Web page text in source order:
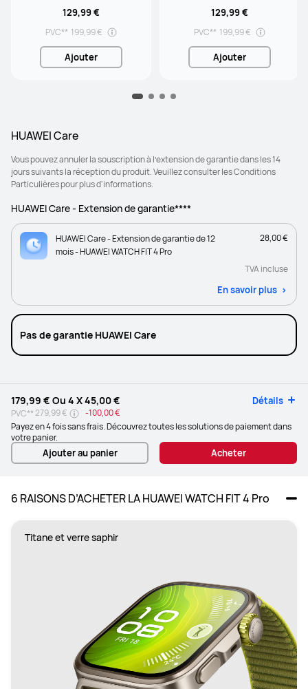
129,99 €
PVC** 199,99 €
Ajouter
129,99 €
PVC** 199,99 €
Ajouter
HUAWEI Care
Vous pouvez annuler la souscription à l’extension de garantie dans les 14
jours suivants la réception du produit. Veuillez consulter les Conditions
Particulières pour plus d'informations.
HUAWEI Care - Extension de garantie****
HUAWEI Care - Extension de garantie de 12
mois - HUAWEI WATCH FIT 4 Pro
28,00 €
TVA incluse
En savoir plus
Pas de garantie HUAWEI Care
179,99 € Ou 4 X45,00 € Détails
PVC**279,99 € -100,00 €
Payez en 4 fois sans frais. Découvrez toutes les solutions de paiement dans
votre panier.
Ajouter au panier Acheter
6 RAISONS D’ACHETER LA HUAWEI WATCH FIT 4 Pro
Titane et verre saphir